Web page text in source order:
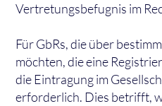
Vertretungsbefugnis im
Für GbRs, die über
möchten, die eine
die Eintragung im
erforderlich. Dies betrifft,